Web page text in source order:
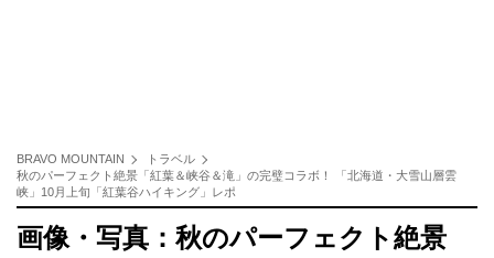
BRAVO MOUNTAIN
トラベル
秋のパーフェクト絶景「紅葉＆峡谷＆滝」の完璧コラボ！ 「北海道・大雪山層雲
峡」10月上旬「紅葉谷ハイキング」レポ
画像・写真：秋のパーフェクト絶景